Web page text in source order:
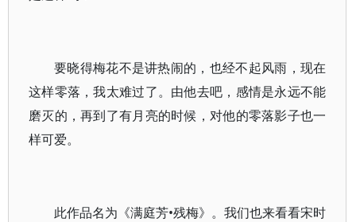
要晓得梅花不是讲热闹的，也经不起风雨，现在
这样零落，我太难过了。由他去吧，感情是永远不能
磨灭的，再到了有月亮的时候，对他的零落影子也一
样可爱。
此作品名为《满庭芳•残梅》。我们也来看看宋时